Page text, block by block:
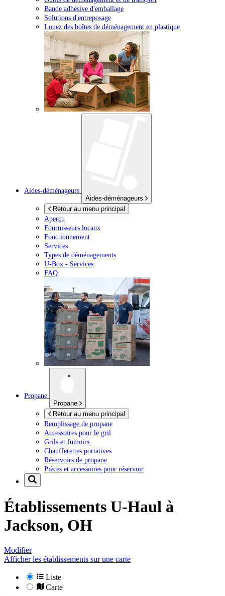
Bande adhésive d'emballage
Solutions d'entreposage
Louez des boîtes de déménagement en plastique
Aides-déménageurs
Aides-déménageurs
Retour au menu principal
Aperçu
Fournisseurs locaux
Fonctionnement
Services
Types de déménagements
U-Box - Services
FAQ
Propane
Propane
Retour au menu principal
Remplissage de propane
Accessoires pour le gril
Grils et fumoirs
Chaufferettes portatives
Réservoirs de propane
Pièces et accessoires pour réservoir
Établissements U-Haul à
Jackson, OH
Modifier
Afficher les établissements sur une carte
Liste
Carte